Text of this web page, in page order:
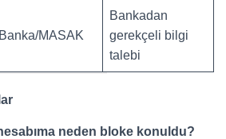
Banka/MASAK
Bankadan
gerekçeli bilgi
talebi
neden bloke konuldu?